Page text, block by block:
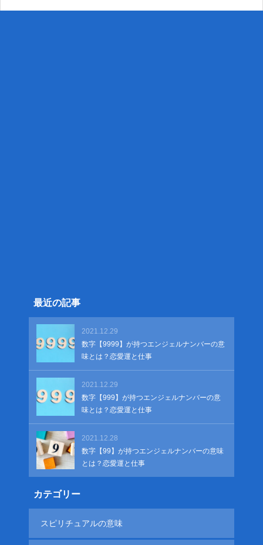
最近の記事
2021.12.29
数字【9999】が持つエンジェルナンバーの意
味とは？恋愛運と仕事
2021.12.29
数字【999】が持つエンジェルナンバーの意
味とは？恋愛運と仕事
2021.12.28
数字【99】が持つエンジェルナンバーの意味
とは？恋愛運と仕事
カテゴリー
スピリチュアルの意味